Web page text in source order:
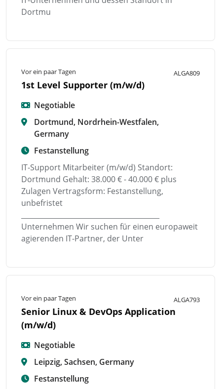
Dortmu
Vor ein paar Tagen ALGA809
1st Level Supporter (m/w/d)
Negotiable
Dortmund, Nordrhein-Westfalen,
Germany
Festanstellung
IT-Support Mitarbeiter (m/w/d) Standort:
Dortmund Gehalt: 38.000 € - 40.000 € plus
Zulagen Vertragsform: Festanstellung,
unbefristet
Unternehmen Wir suchen für einen europaweit
agierenden IT-Partner, der Unter
Vor ein paar Tagen ALGA793
Senior Linux & DevOps Application
(m/w/d)
Negotiable
Leipzig, Sachsen, Germany
Festanstellung